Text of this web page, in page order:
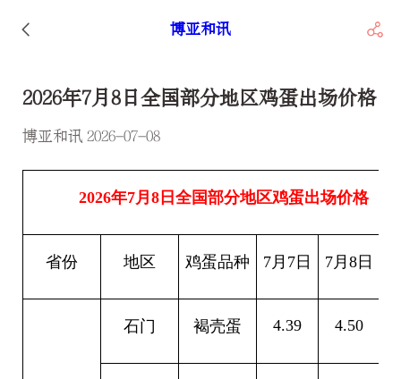
博亚和讯
2026年7月8日全国部分地区鸡蛋出场价格
博亚和讯 2026-07-08
2026年7月8日全国部分地区鸡蛋出场价格
省份 地区 鸡蛋品种 7月7日 7月8日
石门 褐壳蛋 4.39 4.50